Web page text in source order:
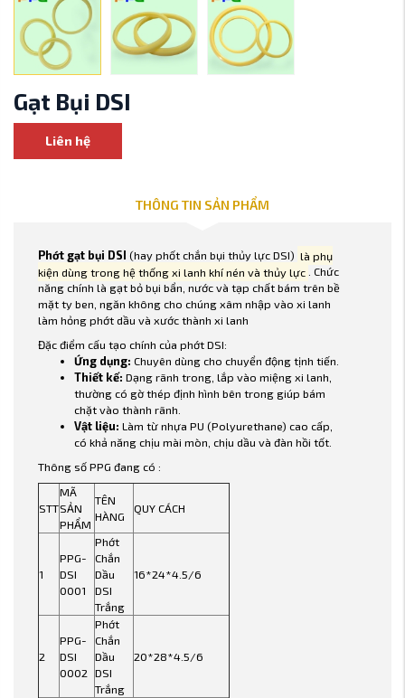
Gạt Bụi DSI
Liên hệ
THÔNG TIN SẢN PHẨM
Phớt gạt bụi DSI (hay phốt chắn bụi thủy lực DSI) là phụ
kiện dùng trong hệ thống xi lanh khí nén và thủy lực . Chức
năng chính là gạt bỏ bụi bẩn, nước và tạp chất bám trên bề
mặt ty ben, ngăn không cho chúng xâm nhập vào xi lanh
làm hỏng phớt dầu và xước thành xi lanh
Đặc điểm cấu tạo chính của phớt DSI:
Ứng dụng: Chuyên dùng cho chuyển động tịnh tiến.
Thiết kế: Dạng rãnh trong, lắp vào miệng xi lanh,
thường có gờ thép định hình bên trong giúp bám
chặt vào thành rãnh.
Vật liệu: Làm từ nhựa PU (Polyurethane) cao cấp,
có khả năng chịu mài mòn, chịu dầu và đàn hồi tốt.
Thông số PPG đang có :
STT
MÃ
SẢN
PHẨM
TÊN
HÀNG
QUY CÁCH
1
PPG-
DSI
0001
Phớt
Chắn
Dầu
DSI
Trắng
16*24*4.5/6
2
PPG-
DSI
0002
Phớt
Chắn
Dầu
DSI
Trắng
20*28*4.5/6